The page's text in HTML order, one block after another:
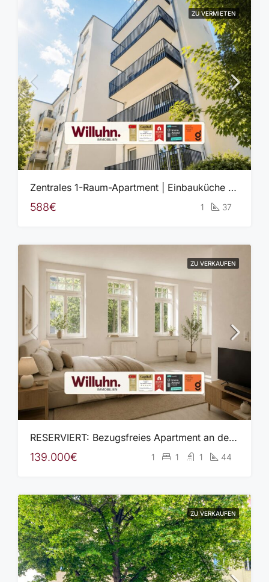
ZU VERMIETEN
Zentrales 1-Raum-Apartment | Einbauküche | Fußbodenheizung | Energieeffizienzklasse A+
588€ 1 37
ZU VERKAUFEN
RESERVIERT: Bezugsfreies Apartment an der Weißen-Elster | EBK | Aufzug | idyllisches Wohnumfeld
139.000€ 1 1 1 44
ZU VERKAUFEN